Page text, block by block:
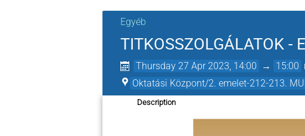
Egyéb
TITKOSSZOLGÁLATOK -
Thursday 27 Apr 2023, 14:00 → 15:00
Oktatási Központ/2. emelet-212-213.
Description